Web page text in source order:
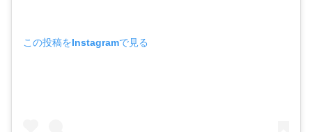
この投稿をInstagramで見る